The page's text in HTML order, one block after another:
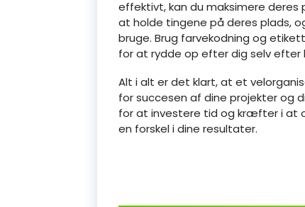
effektivt, kan du maksimere
at holde tingene på deres plads,
bruge. Brug farvekodning og
for at rydde op efter dig selv efter
Alt i alt er det klart, at et
for succesen af dine projekter og
for at investere tid og kræfter i at
en forskel i dine resultater.